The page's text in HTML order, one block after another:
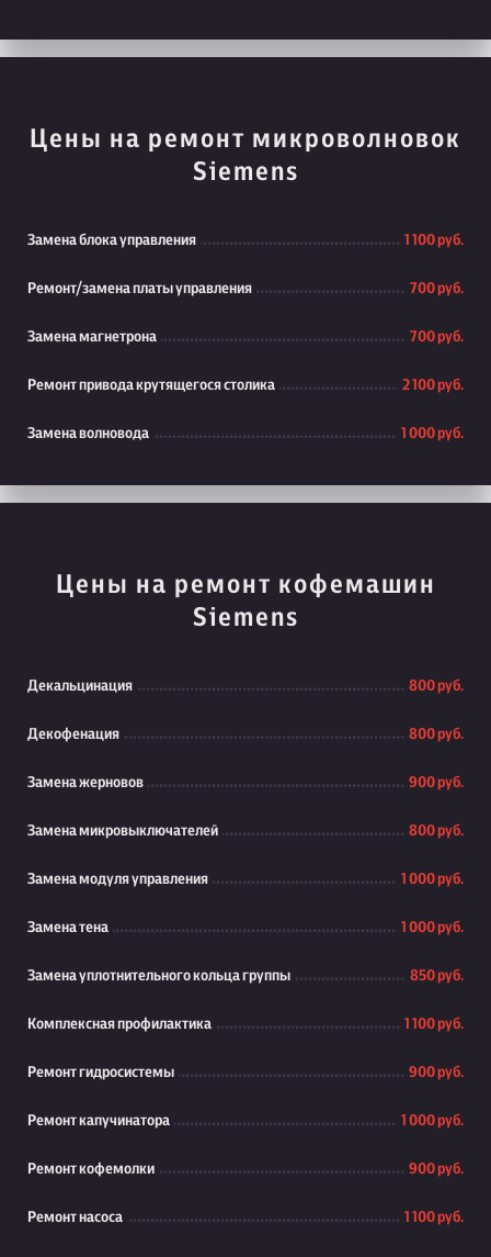
Цены на ремонт микроволновок
Siemens
Замена блока управления 1 100 руб.
Ремонт/замена платы управления 700 руб.
Замена магнетрона 700 руб.
Ремонт привода крутящегося столика 2 100 руб.
Замена волновода 1 000 руб.
Цены на ремонт кофемашин
Siemens
Декальцинация 800 руб.
Декофенация 800 руб.
Замена жерновов 900 руб.
Замена микровыключателей 800 руб.
Замена модуля управления 1 000 руб.
Замена тена 1 000 руб.
Замена уплотнительного кольца группы 850 руб.
Комплексная профилактика 1 100 руб.
Ремонт гидросистемы 900 руб.
Ремонт капучинатора 1 000 руб.
Ремонт кофемолки 900 руб.
Ремонт насоса 1 100 руб.